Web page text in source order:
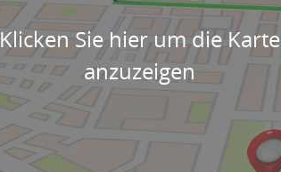
Klicken Sie hier um die Karte
anzuzeigen